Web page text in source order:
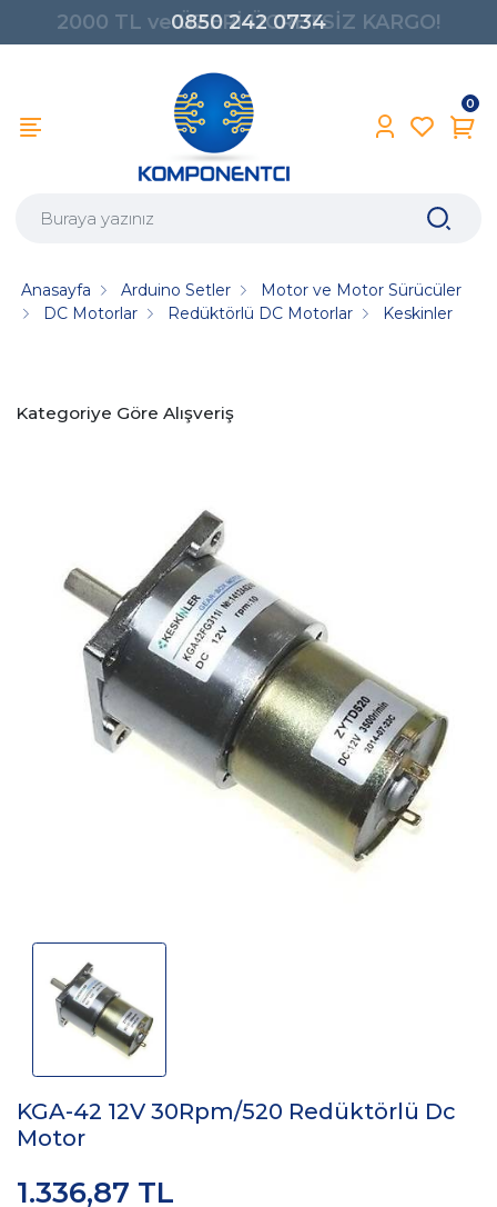
0850 242 0734
0
Anasayfa Arduino Setler
Motor ve Motor Sürücüler
DC Motorlar
Redüktörlü DC Motorlar Keskinler
Kategoriye Göre Alışveriş
KGA-42 12V 30Rpm/520 Redüktörlü Dc
Motor
1.336,87 TL